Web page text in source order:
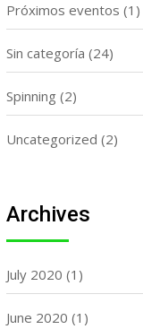
Próximos eventos (1)
Sin categoría (24)
Spinning (2)
Uncategorized (2)
Archives
July 2020 (1)
June 2020 (1)